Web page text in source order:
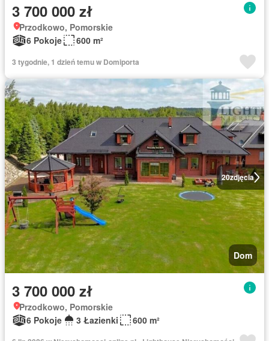
3 700 000 zł
Przodkowo, Pomorskie
6 Pokoje
600 m²
3 tygodnie, 1 dzień temu w Domiporta
20zdjęcia
Dom
3 700 000 zł
Przodkowo, Pomorskie
6 Pokoje
3 Łazienki 600 m²